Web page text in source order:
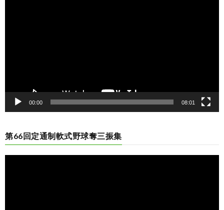
00:00 08:01
第66回定通制軟式野球奪三振集
動